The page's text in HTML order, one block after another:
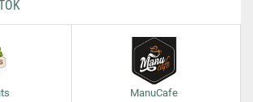
ManuCafe